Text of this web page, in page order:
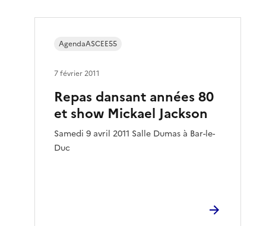
Repas dansant années 80
et show Mickael Jackson
Samedi 9 avril 2011 Salle Dumas à Bar-le-
Duc
AgendaASCEE55
7 février 2011